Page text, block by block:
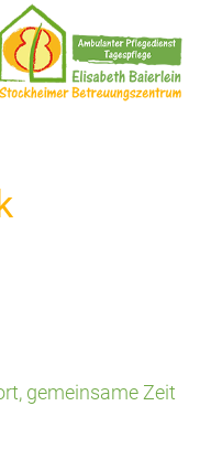
gemeinsame Zeit